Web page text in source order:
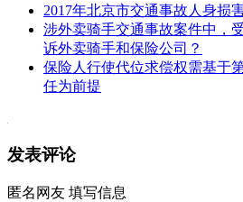
2017年北京市交通事故人身损
涉外卖骑手交通事故案件中，
诉外卖骑手和保险公司？
保险人行使代位求偿权需基于
任为前提
发表评论
匿名网友 填写信息